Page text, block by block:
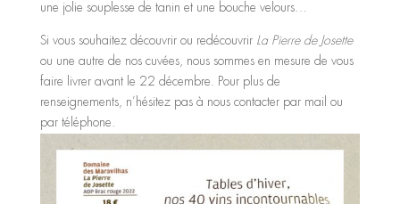
une jolie souplesse de tanin et une bouche velours…
Si vous souhaitez découvrir ou redécouvrir La Pierre de Josette
ou une autre de nos cuvées, nous sommes en mesure de vous
faire livrer avant le 22 décembre. Pour plus de
renseignements, n’hésitez pas à nous contacter par mail ou
par téléphone.